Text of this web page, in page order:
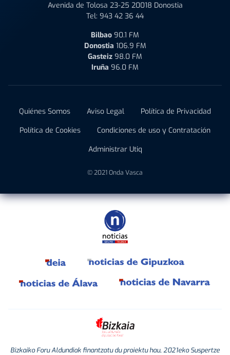
Avenida de Tolosa 23-25 20018 Donostia
Tel: 943 42 36 44
Bilbao 90.1 FM
Donostia 106.9 FM
Gasteiz 98.0 FM
Iruña 96.0 FM
Quiénes Somos Aviso Legal
Política de Privacidad
Política de Cookies
Condiciones de uso y Contratación
Administrar Utiq
© 2021 Onda Vasca
Bizkaiko Foru Aldundiak finantzatu du proiektu hau, 2021eko Suspertze